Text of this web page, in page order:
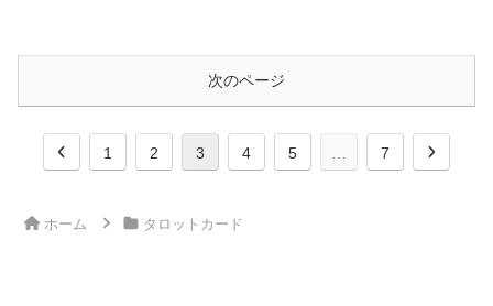
次のページ
前 1 2 3 4 5 7 次
ホーム タロットカード